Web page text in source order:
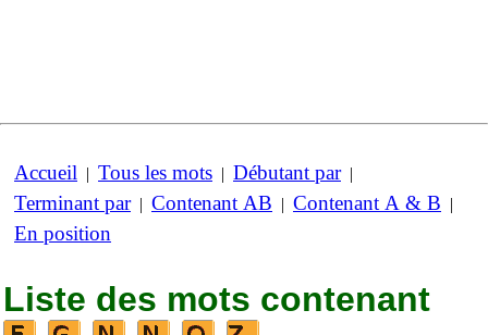
Accueil | Tous les mots | Débutant par|
Terminant par| Contenant AB | Contenant A & B |
En position
Liste des mots contenant